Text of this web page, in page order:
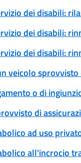
dei disabili:
dei disabili:
dei disabili:
veicolo
o di
di
ad uso
all'incrocio